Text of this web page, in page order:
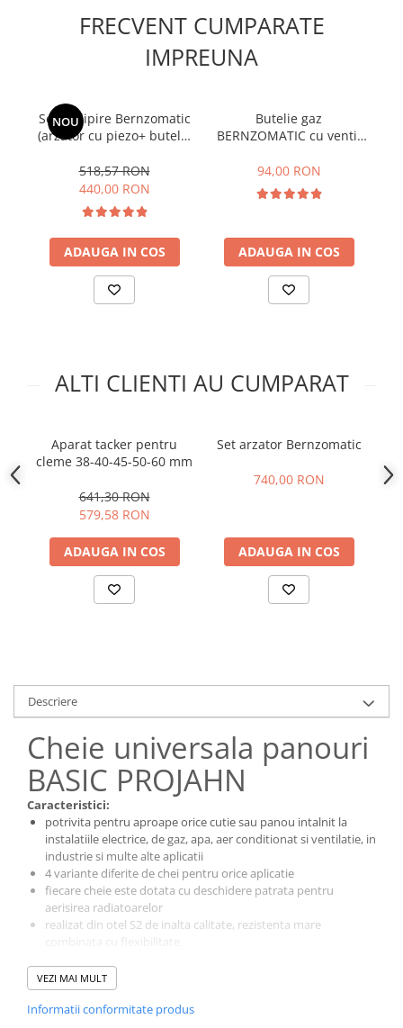
Incalzire in pardoseala
Încălzire în pardoseală fara sapa
Încălzire în pardoseală sistem
Pachete încălzire în pardoseală
Pachete folie tacker
Amenajare baie/bucatarie
Chiuvete bucatarie
Seturi de mobilier si lavoar
Baterii dus/cada
Baterii lavoar
Cazi de baie inzidite
Cazi de baie pe colt
Cazi freestanding
Coloane de dus
Robinet coltar
Vase WC
Cadre WC/Bideu suspendat
Accesorii rezervoare
Clapete de actionare
Rame de montaj cu rezervor pentru
WC suspendat
Rezervoare ingropate pentru WC
stativ
Rezervoare la semiinaltime
Rezervoare pe vas WC
Rigole de dus
Sisteme de tratare apa
Pompe Submersibile
Pompe 4 BLOCK
Future JET
FRECVENT CUMPARATE
IMPREUNA
NOU
Set de lipire Bernzomatic
(arzator cu piezo+ butelie
display carton
518,57 RON
440,00 RON
ADAUGA IN COS
Butelie gaz
BERNZOMATIC cu ventil
94,00 RON
ADAUGA IN COS
ALTI CLIENTI AU CUMPARAT
Aparat tacker pentru
cleme 38-40-45-50-60 mm
641,30 RON
579,58 RON
ADAUGA IN COS
Set arzator Bernzomatic
740,00 RON
ADAUGA IN COS
Descriere
Cheie universala panouri
BASIC PROJAHN
Caracteristici:
potrivita pentru aproape orice cutie sau panou intalnit la
instalatiile electrice, de gaz, apa, aer conditionat si ventilatie, in
industrie si multe alte aplicatii
4 variante diferite de chei pentru orice aplicatie
fiecare cheie este dotata cu deschidere patrata pentru
aerisirea radiatoarelor
realizat din otel S2 de inalta calitate, rezistenta mare
rezistenta, realizata din zinc turnat
Include lant, adaptor bit si multi bit
VEZI MAI MULT
Informatii conformitate produs